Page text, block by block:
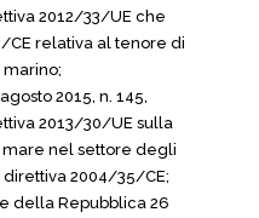
2012/33/UE che
relativa al tenore di
2015, n. 145,
2013/30/UE sulla
nel settore degli
2004/35/CE;
della Repubblica 26